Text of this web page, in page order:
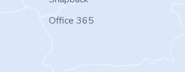
Office 365